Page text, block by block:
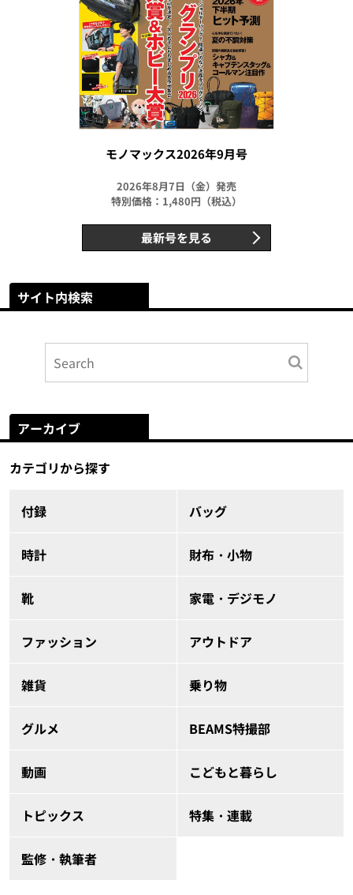
モノマックス2026年9月号
2026年8月7日（金）発売
特別価格：1,480円（税込）
最新号を見る
サイト内検索
アーカイブ
カテゴリから探す
付録 バッグ
時計 財布・小物
靴 家電・デジモノ
ファッション アウトドア
雑貨 乗り物
グルメ BEAMS特撮部
動画 こどもと暮らし
トピックス 特集・連載
監修・執筆者